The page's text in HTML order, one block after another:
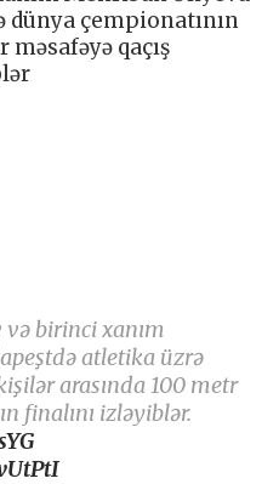
dünya çempionatının
qaçış
birinci xanım
atletika üzrə
arasında 100 metr
finalını izləyiblər.